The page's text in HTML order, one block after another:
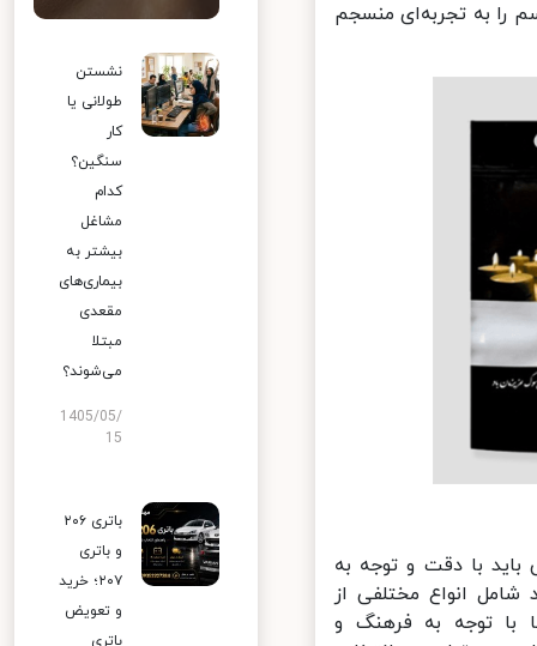
به تجربه‌ای منسجم
با دقت و توجه به
انواع مختلفی از
توجه به فرهنگ و
نشستن
طولانی یا
کار
سنگین؟
کدام
مشاغل
بیشتر به
بیماری‌های
مقعدی
مبتلا
می‌شوند؟
1405/05/
15
باتری ۲۰۶
و باتری
۲۰۷؛ خرید
و تعویض
باتری